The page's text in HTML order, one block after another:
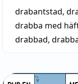
drabantstad,
drabba med
drabbad,